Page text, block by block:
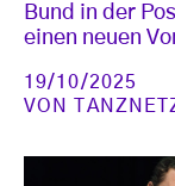
Bund in der
einen neuen
19/10/2025
VON